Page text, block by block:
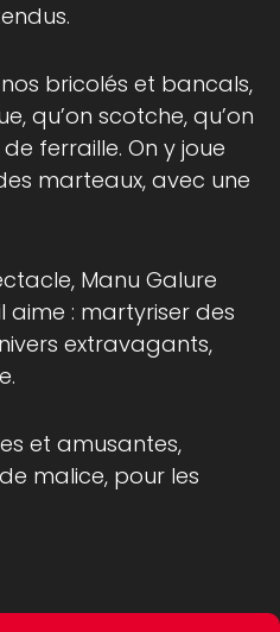
bricolés et bancals,
qu’on scotche, qu’on
ferraille. On y joue
marteaux, avec une
Manu Galure
aime : martyriser des
extravagants,
et amusantes,
malice, pour les